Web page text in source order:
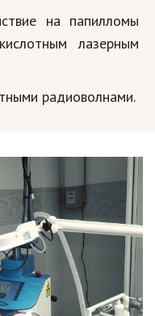
на папилломы
лазерным
радиоволнами.